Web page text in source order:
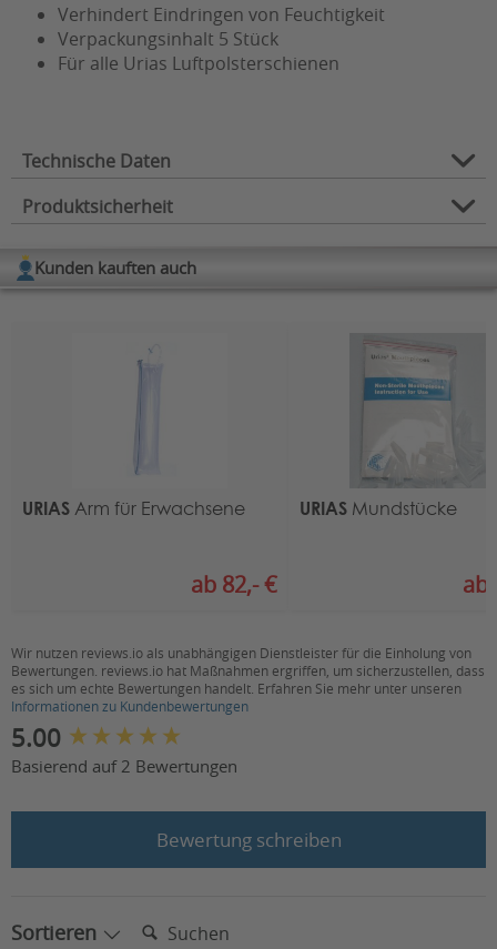
Verhindert Eindringen von Feuchtigkeit
Verpackungsinhalt 5 Stück
Für alle Urias Luftpolsterschienen
Technische Daten
Hersteller:
URIAS
Produktart:
Zubehör
Produktsicherheit
Herstellerinformation
Arden Road, Arden Forest Industrial Estate
Alcester, Warwickshire B49 6HN, England
Eucerep B.V.
Road Dahlaan 33
Ansprechpartner Deutschland / Österreich
Niederwettersche Str. 1
35094 Lahntal, Deutschland
Kontakt:
E-Mail:info@proteno.de
Kunden kauften auch
URIASArm für Erwachsene
ab 82,- €
URIAS Mundstücke
ab
Wir nutzen reviews.io als unabhängigen Dienstleister für die Einholung von
Bewertungen. reviews.io hat Maßnahmen ergriffen, um sicherzustellen, dass
es sich um echte Bewertungen handelt. Erfahren Sie mehr unter unseren
Informationen zu Kundenbewertungen
5.00
Basierend auf 2 Bewertungen
Bewertung schreiben
Sortieren Suchen:
New content loaded